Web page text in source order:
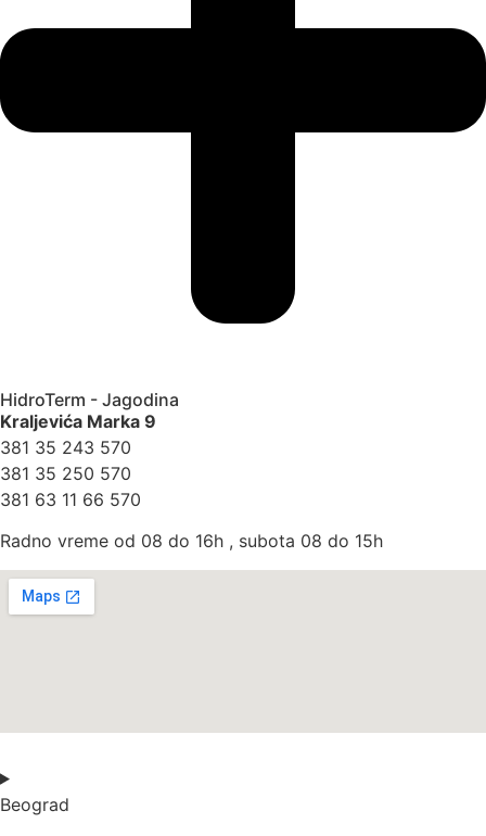
HidroTerm - Jagodina
Kraljevića Marka 9
381 35 243 570
381 35 250 570
381 63 11 66 570
Radno vreme od 08 do 16h , subota 08 do 15h
Beograd